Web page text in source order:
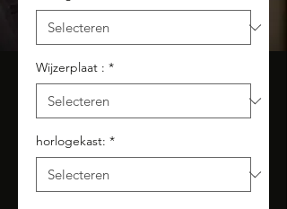
Wijzerplaat : *
horlogekast: *